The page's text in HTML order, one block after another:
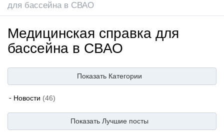
для бассейна в СВАО
Медицинская справка для
бассейна в СВАО
ПоказатьКатегории
Новости (46)
ПоказатьЛучшие посты